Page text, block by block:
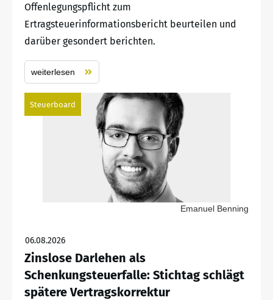
Offenlegungspflicht zum
Ertragsteuerinformationsbericht beurteilen und
darüber gesondert berichten.
weiterlesen
Steuerboard
Emanuel Benning
06.08.2026
Zinslose Darlehen als
Schenkungsteuerfalle: Stichtag schlägt
spätere Vertragskorrektur